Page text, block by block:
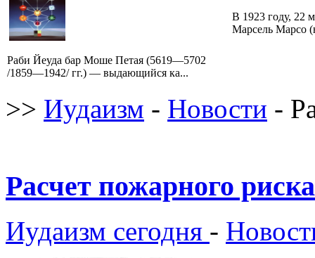
Раби Йеуда бар Моше Петая (5619—5702
/1859—1942/ гг.) — выдающийся ка...
В 1923 году, 22
Марсель Марсо
>> Иудаизм - Новости -
Расчет пожарного риска
Иудаизм сегодня -